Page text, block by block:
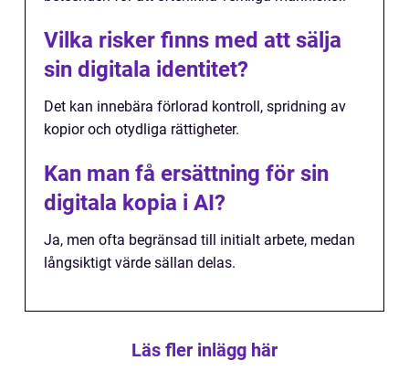
Vilka risker finns med att sälja
sin digitala identitet?
Det kan innebära förlorad kontroll, spridning av
kopior och otydliga rättigheter.
Kan man få ersättning för sin
digitala kopia i AI?
Ja, men ofta begränsad till initialt arbete, medan
långsiktigt värde sällan delas.
Läs fler inlägg här